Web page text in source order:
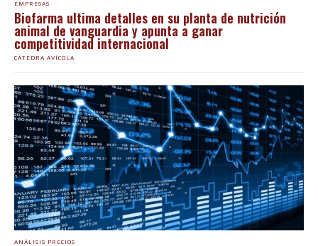
EMPRESAS
Biofarma ultima detalles en su planta de nutrición
animal de vanguardia y apunta a ganar
competitividad internacional
CÁTEDRA AVÍCOLA
ANÁLISIS PRECIOS